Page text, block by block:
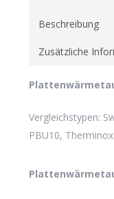
Beschreibung
Zusätzliche
Vergleichstypen:
PBU10,